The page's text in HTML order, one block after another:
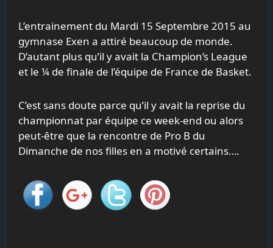
L’entrainement du Mardi 15 Septembre 2015 au
gymnase Exen a attiré beaucoup de monde.
D’autant plus qu’il y avait la Champion’s League
et le ¼ de finale de l’équipe de France de Basket.
C’est sans doute parce qu’il y avait la reprise du
championnat par équipe ce week-end ou alors
peut-être que la rencontre de Pro B du
Dimanche de nos filles en a motivé certains….